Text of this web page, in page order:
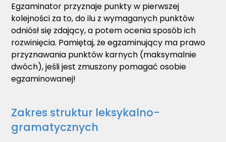
Egzaminator przyznaje punkty w pierwszej
kolejności za to, do ilu z wymaganych punktów
odniósł się zdający, a potem ocenia sposób ich
rozwinięcia. Pamiętaj, że egzaminujący ma prawo
przyznawania punktów karnych (maksymalnie
dwóch), jeśli jest zmuszony pomagać osobie
egzaminowanej!
Zakres struktur leksykalno-
gramatycznych